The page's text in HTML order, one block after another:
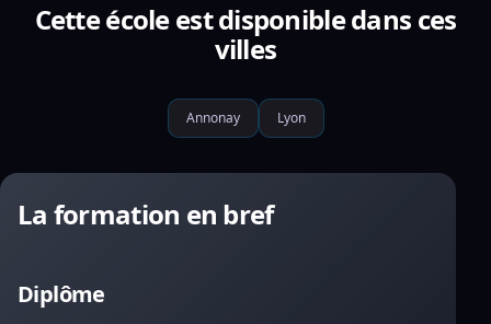
Cette école est disponible dans ces
villes
Annonay Lyon
La formation en bref
Diplôme